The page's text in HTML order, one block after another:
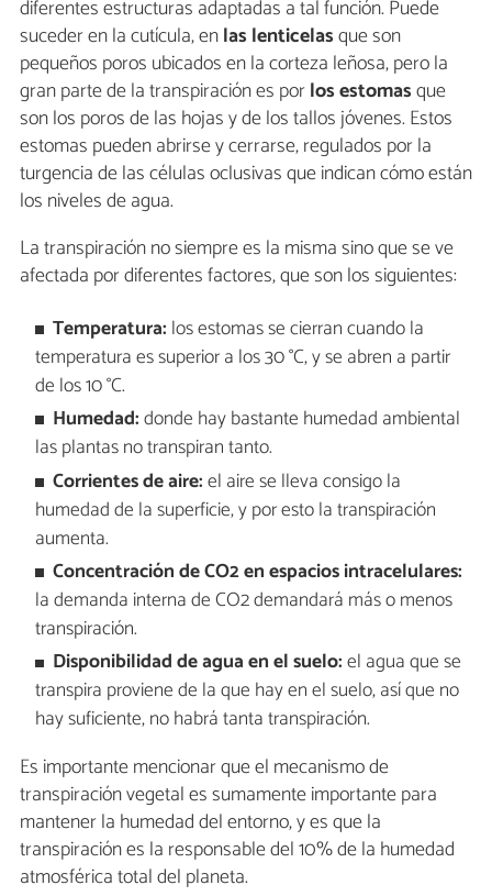
diferentes estructuras adaptadas a tal función. Puede
suceder en la cutícula, enlas lenticelasque son
pequeños poros ubicados en la corteza leñosa, pero la
gran parte de la transpiración es porlos estomasque
son los poros de las hojas y de los tallos jóvenes. Estos
estomas pueden abrirse y cerrarse, regulados por la
turgencia de las células oclusivas que indican cómo están
los niveles de agua.
La transpiración no siempre es la misma sino que se ve
afectada por diferentes factores, que son los siguientes:
Temperatura: los estomas se cierran cuando la
temperatura es superior a los 30 °C, y se abren a partir
de los 10 °C.
Humedad:donde hay bastante humedad ambiental
las plantas no transpiran tanto.
Corrientes de aire:el aire se lleva consigo la
humedad de la superficie, y por esto la transpiración
aumenta.
Concentración de CO2 en espacios intracelulares:
la demanda interna de CO2 demandará más o menos
transpiración.
Disponibilidad de agua en el suelo:el agua que se
transpira proviene de la que hay en el suelo, así que no
hay suficiente, no habrá tanta transpiración.
Es importante mencionar que el mecanismo de
transpiración vegetal es sumamente importante para
mantener la humedad del entorno, y es que la
transpiración es la responsable del 10% de la humedad
atmosférica total del planeta.